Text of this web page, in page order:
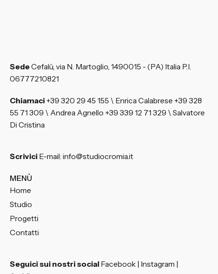
SedeCefalù, via N. Martoglio, 1490015 - (PA) Italia P.I.
06777210821
Chiamaci +39 320 29 45 155 \ Enrica Calabrese +39 328
55 71 309 \ Andrea Agnello +39 339 12 71 329 \ Salvatore
Di Cristina
Scrivici E-mail: info@studiocromia.it
MENÙ
Home
Studio
Progetti
Contatti
Seguici sui nostri social Facebook | Instagram |